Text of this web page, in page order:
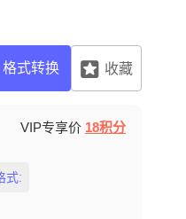
格式转换 收藏
VIP专享价 18积分
式: